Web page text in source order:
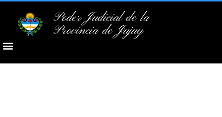
Poder Judicial de la
Provincia de Jujuy